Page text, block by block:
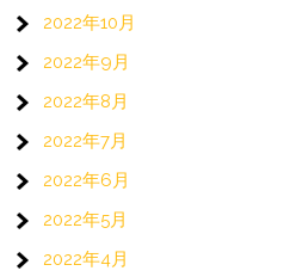
2022年10月
2022年9月
2022年8月
2022年7月
2022年6月
2022年5月
2022年4月